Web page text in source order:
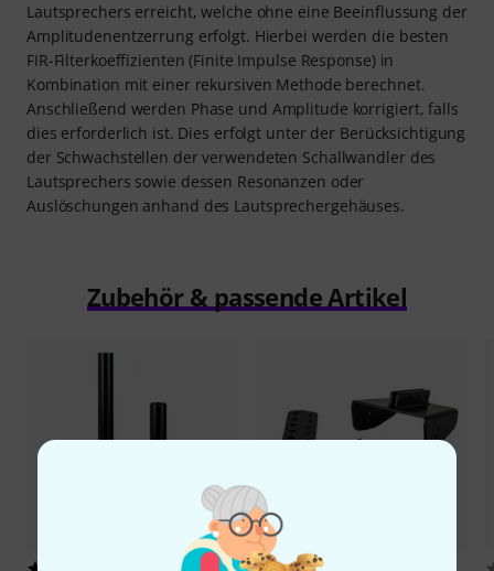
Lautsprechers erreicht, welche ohne eine Beeinflussung der
Amplitudenentzerrung erfolgt. Hierbei werden die besten
FIR-Filterkoeffizienten (Finite Impulse Response) in
Kombination mit einer rekursiven Methode berechnet.
Anschließend werden Phase und Amplitude korrigiert, falls
dies erforderlich ist. Dies erfolgt unter der Berücksichtigung
der Schwachstellen der verwendeten Schallwandler des
Lautsprechers sowie dessen Resonanzen oder
Auslöschungen anhand des Lautsprechergehäuses.
Zubehör & passende Artikel